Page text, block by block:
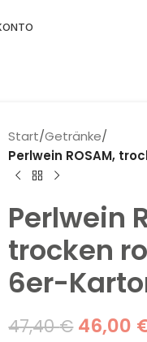
Start/Getränke/
Perlwein ROSAM,
Perlwein
trocken
6er-
47,40€ 46,00